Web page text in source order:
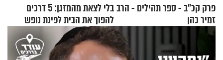
פרק קכ"ב - ספר תהילים - הרב
זמיר כהן
בלי לצאת מהמזגן: 5 דרכים
להפוך את הבית לפינת נופש
מעוצבת